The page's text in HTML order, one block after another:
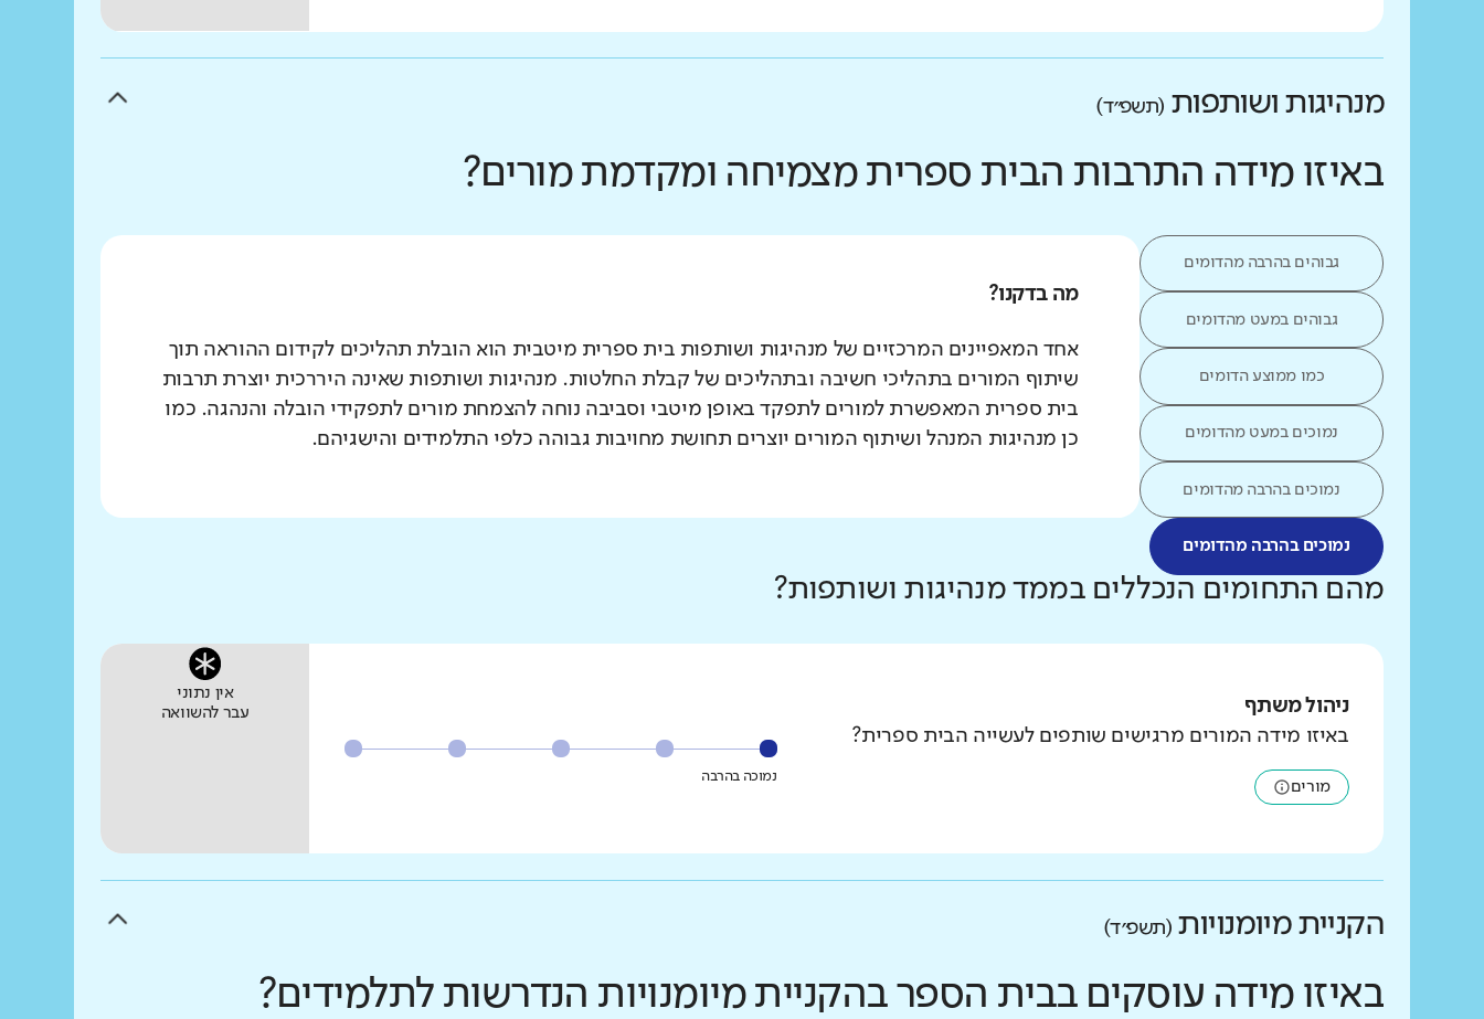
מנהיגות ושותפות (תשפ״ד)
באיזו מידה התרבות הבית ספרית מצמיחה ומקדמת מורים?
גבוהים בהרבה מהדומים
גבוהים במעט מהדומים
כמו ממוצע הדומים
נמוכים במעט מהדומים
נמוכים בהרבה מהדומים
נמוכים בהרבה מהדומים
מה בדקנו?
אחד המאפיינים המרכזיים של מנהיגות ושותפות בית ספרית מיטבית הוא הובלת תהליכים לקידום ההוראה תוך
שיתוף המורים בתהליכי חשיבה ובתהליכים של קבלת החלטות. מנהיגות ושותפות שאינה היררכית יוצרת תרבות
בית ספרית המאפשרת למורים לתפקד באופן מיטבי וסביבה נוחה להצמחת מורים לתפקידי הובלה והנהגה. כמו
כן מנהיגות המנהל ושיתוף המורים יוצרים תחושת מחויבות גבוהה כלפי התלמידים והישגיהם.
מהם התחומים הנכללים בממד מנהיגות ושותפות?
ניהול משתף
באיזו מידה המורים מרגישים שותפים לעשייה הבית ספרית?
מורים
נמוכה בהרבה
אין נתוני
עבר להשוואה
הקניית מיומנויות(תשפ״ד)
באיזו מידה עוסקים בבית הספר בהקניית מיומנויות הנדרשות לתלמידים?